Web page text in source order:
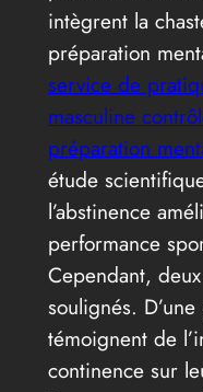
intègrent la
préparation
service de
masculine
préparation
étude
l’abstinence
performance
Cependant,
soulignés.
témoignent de
continence sur